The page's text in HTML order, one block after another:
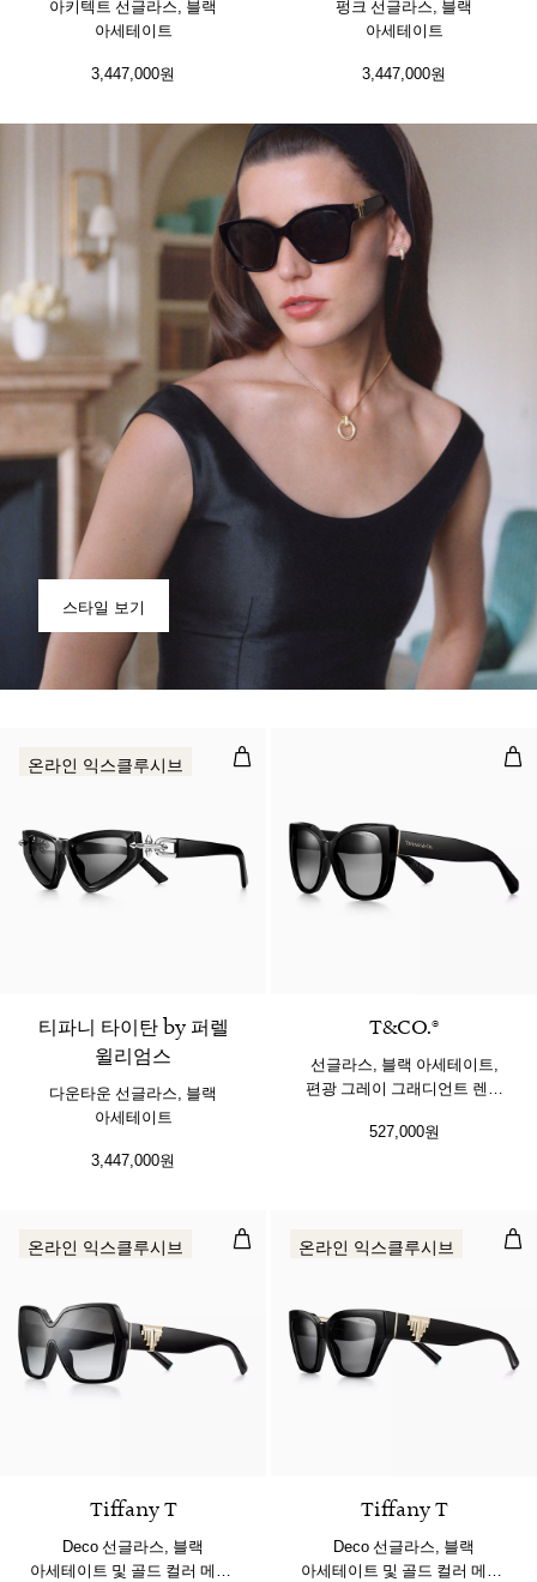
아키텍트 선글라스, 블랙
아세테이트
3,447,000원
펑크 선글라스, 블랙
아세테이트
3,447,000원
스타일 보기
다운타운 선글라스, 블랙 아세테이트
온라인 익스클루시브
티파니 타이탄 by 퍼렐
윌리엄스
다운타운 선글라스, 블랙
아세테이트
3,447,000원
선
T&CO.®
선글라스, 블랙 아세테이트,
편광 그레이 그래디언트 렌즈
527,000원
Deco 선글라스, 블랙 아세테이트
온라인 익스클루시브
Tiffany T
Deco 선글라스, 블랙
아세테이트 및 골드 컬러 메탈,
온라인 익스클루시브
Tiffany T
Deco 선글라스, 블랙
아세테이트 및 골드 컬러 메탈,